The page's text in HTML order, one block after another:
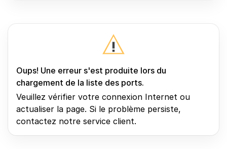
Oups! Une erreur s'est produite lors du
chargement de la liste des ports.
Veuillez vérifier votre connexion Internet ou
actualiser la page. Si le problème persiste,
contactez notre service client.